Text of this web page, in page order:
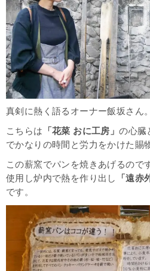
真剣に熱く語るオーナー飯坂さん。
こちらは 「花菜 おに工房」の心臓
でかなりの時間と労力をかけた賜
この薪窯でパンを焼きあげるので
使用し炉内で熱を作り出し
「遠赤
です。